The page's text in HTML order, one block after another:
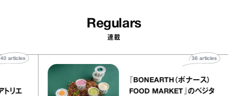
Regulars
連載
アリー アトリエ
『BONEARTH（ボナ
FOOD MARKET』の